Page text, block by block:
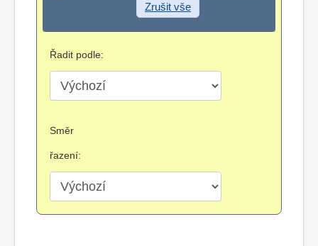
Zrušit vše
Řadit podle:
Směr
řazení: